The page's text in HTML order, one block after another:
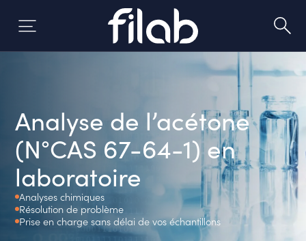
Analyse de l’acétone
(N°CAS 67-64-1) en
laboratoire
Analyses chimiques
Résolution de problème
Prise en charge sans délai de vos échantillons